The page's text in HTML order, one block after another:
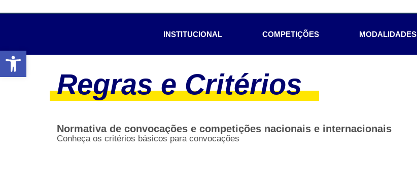
INSTITUCIONAL COMPETIÇÕES MODALIDADES
Regras e Critérios
Normativa de convocações e competições nacionais e internacionais
Conheça os critérios básicos para convocações
Abrir a barra de ferramentas